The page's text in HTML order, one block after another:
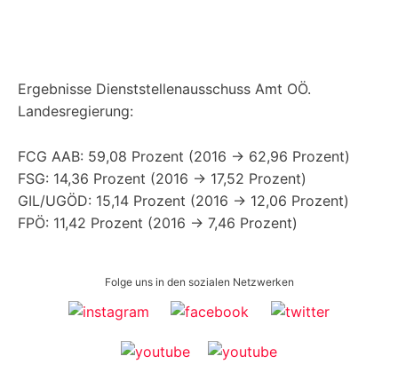
Ergebnisse Dienststellenausschuss Amt OÖ.
Landesregierung:
FCG AAB: 59,08 Prozent (2016 -> 62,96 Prozent)
FSG: 14,36 Prozent (2016 -> 17,52 Prozent)
GIL/UGÖD: 15,14 Prozent (2016 -> 12,06 Prozent)
FPÖ: 11,42 Prozent (2016 -> 7,46 Prozent)
Folge uns in den sozialen Netzwerken